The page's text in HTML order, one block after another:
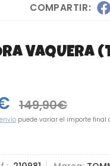
COMPARTIR:
VAQUERA
149,90€
envío puede variar el importe final